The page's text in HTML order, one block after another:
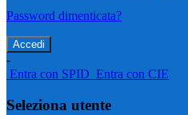
Password dimenticata?
-
Entra con SPID Entra con CIE
Seleziona utente